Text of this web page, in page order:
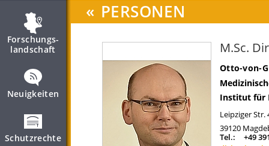
Forschungs­
landschaft
Neuigkeiten
Schutzrechte
« PERSONEN
M.Sc.
Otto-von-
Institut für
Leipziger Str.
39120
Tel.:
+49